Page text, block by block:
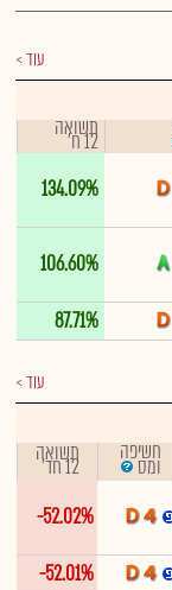
עוד
תשואה
12 ח'
134.09%
106.60%
87.71%
עוד
חשיפה
ומס תשואה
12 חד'
-52.02%
-52.01%